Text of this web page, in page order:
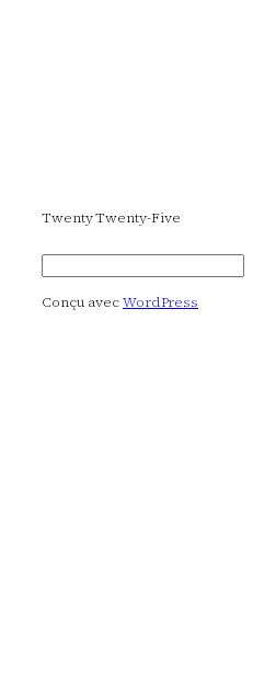
Twenty Twenty-Five
Rechercher
Conçu avecWordPress